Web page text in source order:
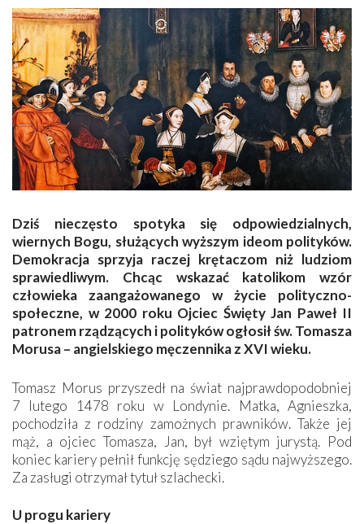
Dziś nieczęsto spotyka się odpowiedzialnych,
wiernych Bogu, służących wyższym ideom polityków.
Demokracja sprzyja raczej krętaczom niż ludziom
sprawiedliwym. Chcąc wskazać katolikom wzór
człowieka zaangażowanego w życie polityczno-
społeczne, w 2000 roku Ojciec Święty Jan Paweł II
patronem rządzących i polityków ogłosił św. Tomasza
­Morusa – angielskiego męczennika z XVI wieku.
Tomasz Morus przyszedł na świat najprawdopodobniej
7 lutego 1478 roku w Londynie. Matka, Agnieszka,
pochodziła z rodziny zamożnych prawników. Także jej
mąż, a ojciec Tomasza, Jan, był wziętym jurystą. Pod
koniec kariery pełnił funkcję sędziego sądu najwyższego.
Za zasługi otrzymał tytuł szlachecki.
U progu kariery